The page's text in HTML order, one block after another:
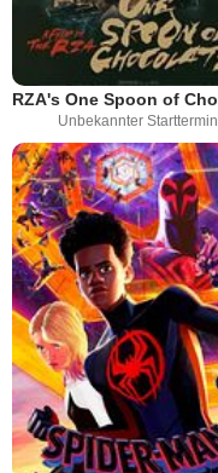
Unbekannter Starttermin